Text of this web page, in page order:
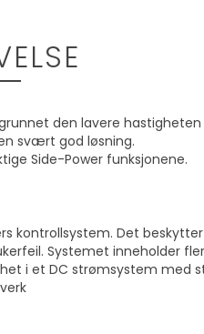
den lavere
svært god løsning.
Side-Power funksjonene.
kontrollsystem. Det
Systemet inneholder
i et DC strømsystem med